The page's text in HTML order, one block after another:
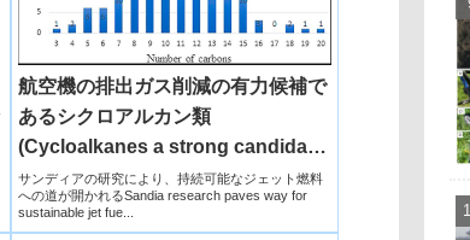
航空機の排出ガス削減の有力候補で
あるシクロアルカン類
(Cycloalkanes a strong candidate
for reducing aviation emissions)
サンディアの研究により、持続可能なジェット燃料
への道が開かれるSandia research paves way for
sustainable jet fue...